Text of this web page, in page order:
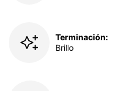
Terminación:
Brillo